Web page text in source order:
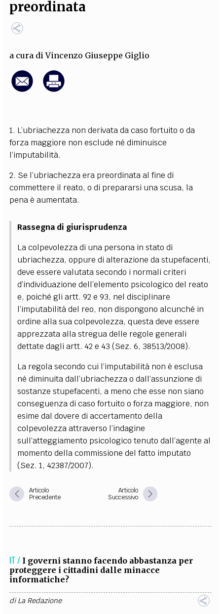
CODICI
SOCIAL MEDIA
preordinata
a cura diVincenzo Giuseppe Giglio
1. L’ubriachezza non derivata da caso fortuito o da
forza maggiore non esclude né diminuisce
l’imputabilità.
2. Se l’ubriachezza era preordinata al fine di
commettere il reato, o di prepararsi una scusa, la
pena è aumentata.
Rassegna di giurisprudenza
La colpevolezza di una persona in stato di
ubriachezza, oppure di alterazione da stupefacenti,
deve essere valutata secondo i normali criteri
d’individuazione dell’elemento psicologico del reato
e, poiché gli artt. 92 e 93, nel disciplinare
l’imputabilità del reo, non dispongono alcunché in
ordine alla sua colpevolezza, questa deve essere
apprezzata alla stregua delle regole generali
dettate dagli artt. 42 e 43 (Sez. 6, 38513/2008).
La regola secondo cui l’imputabilità non è esclusa
né diminuita dall’ubriachezza o dall’assunzione di
sostanze stupefacenti, a meno che esse non siano
conseguenza di caso fortuito o forza maggiore, non
esime dal dovere di accertamento della
colpevolezza attraverso l’indagine
sull’atteggiamento psicologico tenuto dall’agente al
momento della commissione del fatto imputato
(Sez. 1, 42387/2007).
Articolo
Precedente
Articolo
Successivo
IT / I governi stanno facendo abbastanza per
proteggere i cittadini dalle minacce
informatiche?
diLa Redazione